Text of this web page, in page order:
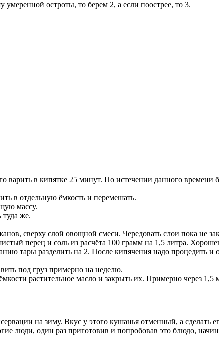
остроты, то берем 2, а если поострее, то 3.
варить в кипятке 25 минут. По истечении данного
в отдельную ёмкость и перемешать.
массу.
туда же.
сверху слой овощной смеси. Чередовать слои пока не
перец и соль из расчёта 100 грамм на 1,5 литра.
тары разделить на 2. После кипячения надо процедить и
под груз примерно на неделю.
растительное масло и закрыть их. Примерно через 1,5
на зиму. Вкус у этого кушанья отменный, а сделать
люди, один раз приготовив и попробовав это блюдо,